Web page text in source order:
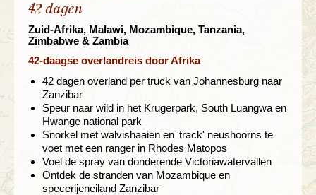
42 dagen
Zuid-Afrika, Malawi, Mozambique, Tanzania,
Zimbabwe & Zambia
42-daagse overlandreis door Afrika
42 dagen overland per truck van Johannesburg naar
Zanzibar
Speur naar wild in het Krugerpark, South Luangwa en
Hwange national park
Snorkel met walvishaaien en 'track' neushoorns te
voet met een ranger in Rhodes Matopos
Voel de spray van donderende Victoriawatervallen
Ontdek de stranden van Mozambique en
specerijeneiland Zanzibar